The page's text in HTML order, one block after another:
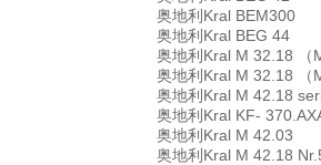
奥地利Kral BEM300
奥地利Kral BEG 44
奥地利Kral M 32.18 （
奥地利Kral M 32.18 （
奥地利Kral M 42.18
奥地利Kral KF-
奥地利Kral M 42.03
奥地利Kral M 42.18